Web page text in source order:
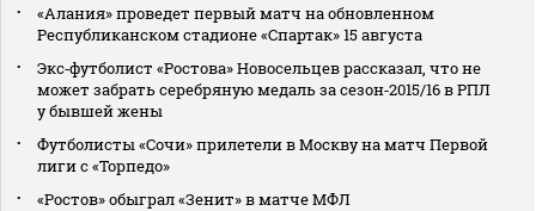
«Алания» проведет первый матч на обновленном
Республиканском стадионе «Спартак» 15 августа
Экс‑футболист «Ростова» Новосельцев рассказал, что не
может забрать серебряную медаль за сезон‑2015/16 в РПЛ
у бывшей жены
Футболисты «Сочи» прилетели в Москву на матч Первой
лиги с «Торпедо»
«Ростов» обыграл «Зенит» в матче МФЛ